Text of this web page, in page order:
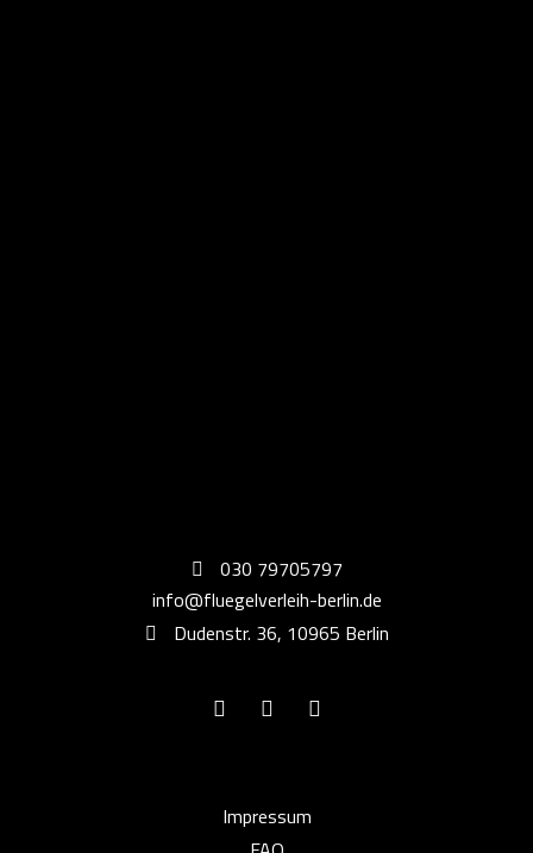
030 79705797
info@fluegelverleih-berlin.de
Dudenstr. 36, 10965 Berlin
Impressum